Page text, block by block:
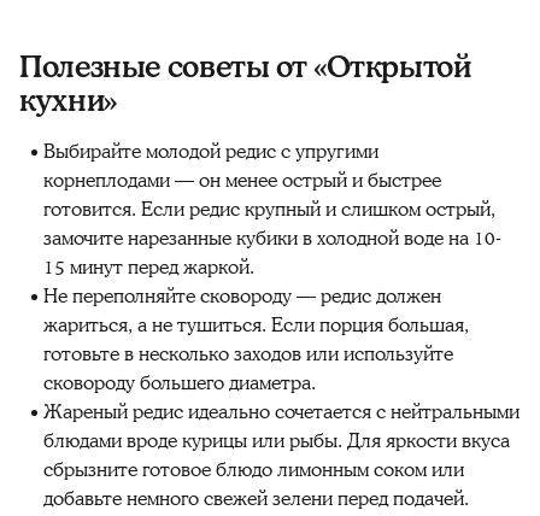
Полезные советы от «Открытой
кухни»‎
Выбирайте молодой редис с упругими
корнеплодами — он менее острый и быстрее
готовится. Если редис крупный и слишком острый,
замочите нарезанные кубики в холодной воде на 10-
15 минут перед жаркой.
Не переполняйте сковороду — редис должен
жариться, а не тушиться. Если порция большая,
готовьте в несколько заходов или используйте
сковороду большего диаметра.
Жареный редис идеально сочетается с нейтральными
блюдами вроде курицы или рыбы. Для яркости вкуса
сбрызните готовое блюдо лимонным соком или
добавьте немного свежей зелени перед подачей.